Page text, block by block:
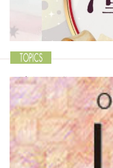
〈新刊〉集まれ
曲集 No.1
記事を読む＞＞